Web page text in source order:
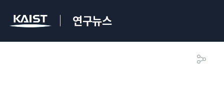
연구뉴스